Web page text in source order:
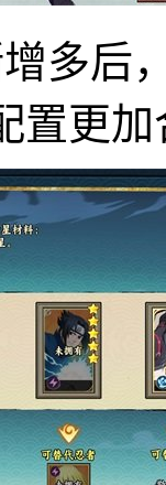
多后
置更